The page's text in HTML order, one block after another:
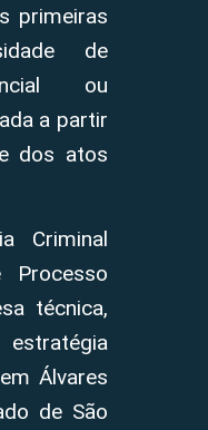
primeiras
de
ou
a partir
dos atos
Criminal
técnica,
Álvares
de São